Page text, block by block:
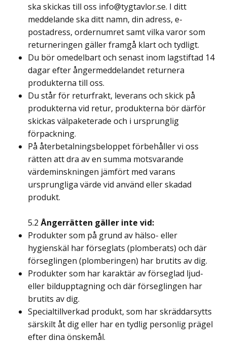
ska skickas till oss info@tygtavlor.se. I ditt
meddelande ska ditt namn, din adress, e-
postadress, ordernumret samt vilka varor som
returneringen gäller framgå klart och tydligt.
Du bör omedelbart och senast inom lagstiftad 14
dagar efter ångermeddelandet returnera
produkterna till oss.
Du står för returfrakt, leverans och skick på
produkterna vid retur, produkterna bör därför
skickas välpaketerade och i ursprunglig
förpackning.
På återbetalningsbeloppet förbehåller vi oss
rätten att dra av en summa motsvarande
värdeminskningen jämfört med varans
ursprungliga värde vid använd eller skadad
produkt.
5.2 Ångerrätten gäller inte vid:
Produkter som på grund av hälso- eller
hygienskäl har förseglats (plomberats) och där
förseglingen (plomberingen) har brutits av dig.
Produkter som har karaktär av förseglad ljud-
eller bildupptagning och där förseglingen har
brutits av dig.
Specialtillverkad produkt, som har skräddarsytts
särskilt åt dig eller har en tydlig personlig prägel
efter dina önskemål.